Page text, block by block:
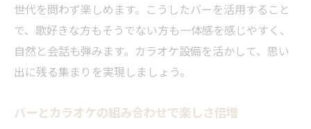
世代を問わず楽しめます。こうしたバーを活用すること
で、歌好きな方もそうでない方も一体感を感じやすく、
自然と会話も弾みます。カラオケ設備を活かして、思い
出に残る集まりを実現しましょう。
バーとカラオケの組み合わせで楽しさ倍増